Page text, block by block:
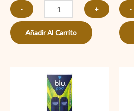
-
+
Añadir Al Carrito
-
Blu
Pod
Kiwi